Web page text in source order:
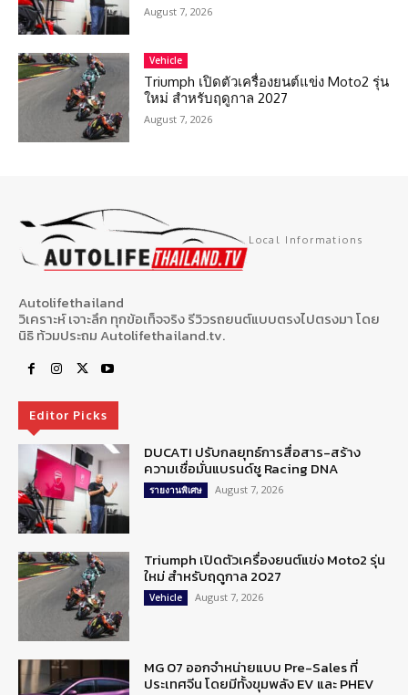
August 7, 2026
Vehicle
Triumph เปิดตัวเครื่องยนต์แข่ง Moto2 รุ่น
ใหม่ สำหรับฤดูกาล 2027
August 7, 2026
Local Informations
Autolifethailand
วิเคราะห์ เจาะลึก ทุกข้อเท็จจริง รีวิวรถยนต์แบบตรงไปตรงมา โดย
นิธิ ท้วมประถม Autolifethailand.tv.
Editor Picks
DUCATI ปรับกลยุทธ์การสื่อสาร-สร้าง
ความเชื่อมั่นแบรนด์ชู Racing DNA
รายงานพิเศษ August 7, 2026
Triumph เปิดตัวเครื่องยนต์แข่ง Moto2 รุ่น
ใหม่ สำหรับฤดูกาล 2027
Vehicle August 7, 2026
MG 07 ออกจำหน่ายแบบ Pre-Sales ที่
ประเทศจีน โดยมีทั้งขุมพลัง EV และ PHEV